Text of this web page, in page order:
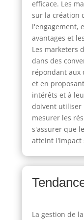
efficace. Les
sur la création
l'engagement,
avantages et
Les marketers
dans des
répondant aux
et en
intérêts et à
doivent utiliser
mesurer les
s'assurer que
atteint l'impact
La gestion de